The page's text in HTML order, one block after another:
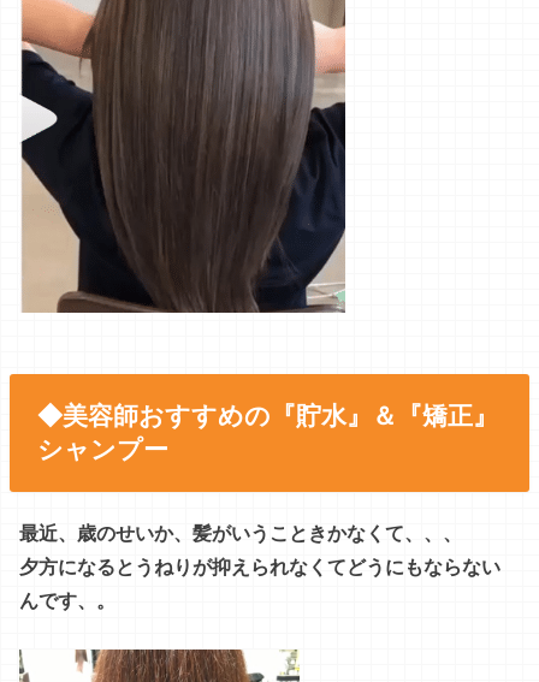
◆美容師おすすめの『貯水』＆『矯正』
シャンプー
最近、歳のせいか、髪がいうこときかなくて、、、
夕方になるとうねりが抑えられなくてどうにもならない
んです、。